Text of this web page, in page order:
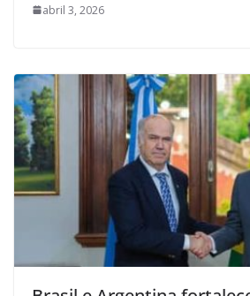
abril 3, 2026